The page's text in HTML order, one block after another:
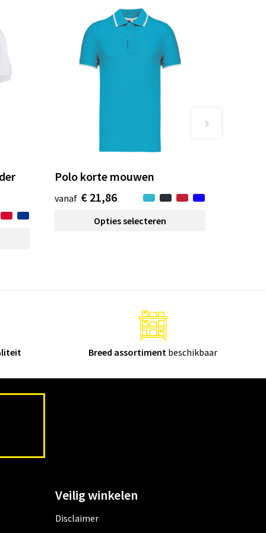
Polo korte mouwen
vanaf € 21,86
Opties selecteren
Breed assortiment beschikbaar
Veilig winkelen
Disclaimer